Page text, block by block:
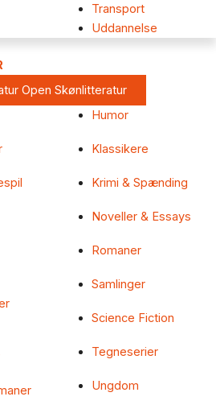
Transport
Uddannelse
Open Skønlitteratur
Humor
Klassikere
Krimi & Spænding
Noveller & Essays
Romaner
Samlinger
Science Fiction
Tegneserier
Ungdom